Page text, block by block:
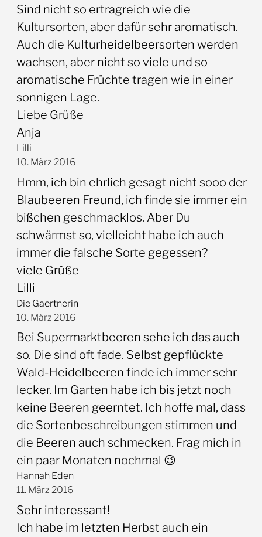
Sind nicht so ertragreich wie die
Kultursorten, aber dafür sehr aromatisch.
Auch die Kulturheidelbeersorten werden
wachsen, aber nicht so viele und so
aromatische Früchte tragen wie in einer
sonnigen Lage.
Liebe Grüße
Anja
Lilli
10. März 2016
Hmm, ich bin ehrlich gesagt nicht sooo der
Blaubeeren Freund, ich finde sie immer ein
bißchen geschmacklos. Aber Du
schwärmst so, vielleicht habe ich auch
immer die falsche Sorte gegessen?
viele Grüße
Lilli
Die Gaertnerin
10. März 2016
Bei Supermarktbeeren sehe ich das auch
so. Die sind oft fade. Selbst gepflückte
Wald-Heidelbeeren finde ich immer sehr
lecker. Im Garten habe ich bis jetzt noch
keine Beeren geerntet. Ich hoffe mal, dass
die Sortenbeschreibungen stimmen und
die Beeren auch schmecken. Frag mich in
ein paar Monaten nochmal 😉
Hannah Eden
11. März 2016
Sehr interessant!
Ich habe im letzten Herbst auch ein